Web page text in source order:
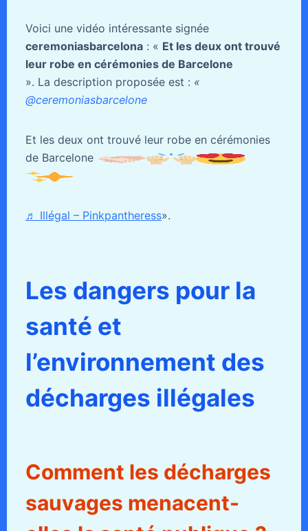
Voici une vidéo intéressante signée
ceremoniasbarcelona: « Et les deux ont trouvé
leur robe en cérémonies de Barcelone
». La description proposée est : «
@ceremoniasbarcelone
Et les deux ont trouvé leur robe en cérémonies
de Barcelone
♬ Illégal – Pinkpantheress».
Les dangers pour la
santé et
l’environnement des
décharges illégales
Comment les décharges
sauvages menacent-